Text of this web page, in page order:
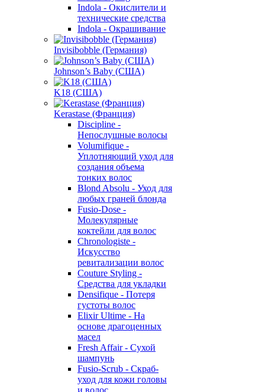
Indola - Окислители и
технические средства
Indola - Окрашивание
Invisibobble (Германия)
Johnson’s Baby (США)
K18 (США)
Kerastase (Франция)
Discipline -
Непослушные волосы
Volumifique -
Уплотняющий уход для
создания объема
тонких волос
Blond Absolu - Уход для
любых граней блонда
Fusio-Dose -
Молекулярные
коктейли для волос
Chronologiste -
Искусство
ревитализации волос
Couture Styling -
Средства для укладки
Densifique - Потеря
густоты волос
Elixir Ultime - На
основе драгоценных
масел
Fresh Affair - Сухой
шампунь
Fusio-Scrub - Скраб-
уход для кожи головы
и волос